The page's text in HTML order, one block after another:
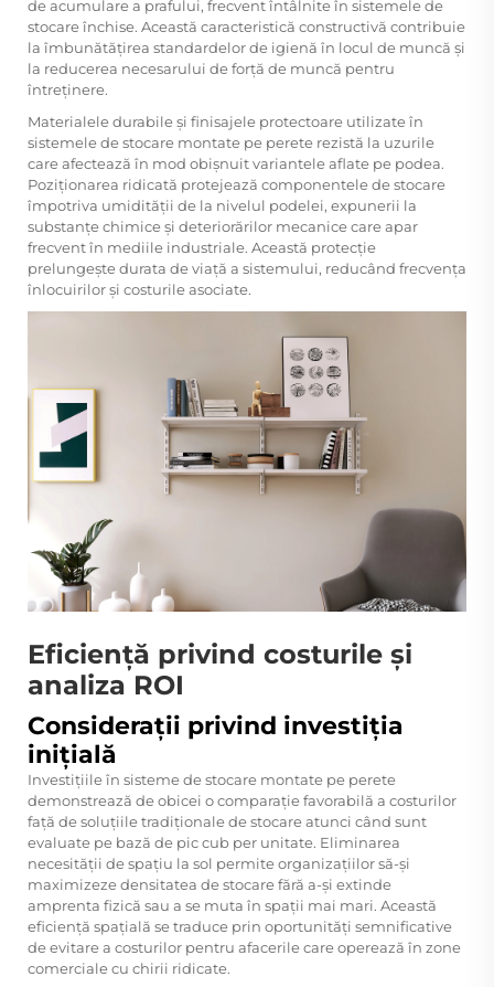
de acumulare a prafului, frecvent întâlnite în sistemele de
stocare închise. Această caracteristică constructivă contribuie
la îmbunătățirea standardelor de igienă în locul de muncă și
la reducerea necesarului de forță de muncă pentru
întreținere.
Materialele durabile și finisajele protectoare utilizate în
sistemele de stocare montate pe perete rezistă la uzurile
care afectează în mod obișnuit variantele aflate pe podea.
Poziționarea ridicată protejează componentele de stocare
împotriva umidității de la nivelul podelei, expunerii la
substanțe chimice și deteriorărilor mecanice care apar
frecvent în mediile industriale. Această protecție
prelungește durata de viață a sistemului, reducând frecvența
înlocuirilor și costurile asociate.
Eficiență privind costurile și
analiza ROI
Considerații privind investiția
inițială
Investițiile în sisteme de stocare montate pe perete
demonstrează de obicei o comparație favorabilă a costurilor
față de soluțiile tradiționale de stocare atunci când sunt
evaluate pe bază de pic cub per unitate. Eliminarea
necesității de spațiu la sol permite organizațiilor să-și
maximizeze densitatea de stocare fără a-și extinde
amprenta fizică sau a se muta în spații mai mari. Această
eficiență spațială se traduce prin oportunități semnificative
de evitare a costurilor pentru afacerile care operează în zone
comerciale cu chirii ridicate.